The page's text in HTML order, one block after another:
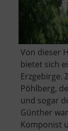
Von dieser
bietet sich
Erzgebirge.
Pöhlberg,
und sogar
Günther
Komponist